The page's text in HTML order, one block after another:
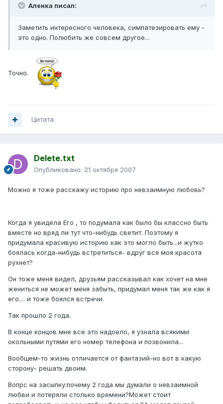
Аленка писал:
Заметить интересного человека, симпатезировать ему -
это одно. Полюбить же совсем другое...
Точно.
Цитата
Delete.txt
Опубликовано: 21 октября 2007
Можно я тоже расскажу историю про невзаимную любовь?
Когда я увидела Его , то подумала как было бы классно быть
вместе но вряд ли тут что-нибудь светит. Поэтому я
придумала красивую историю как это могло быть...и жутко
боялась когда-нибудь встретиться- вдруг вся моя красота
рухнет?
Он тоже меня видел, друзьям рассказывал как хочет на мне
жениться не может меня забыть, придумал меня так же как я
его.... и тоже боялся встречи.
Так прошло 2 года.
В конце концов мне все это надоело, я узнала всякими
окольными путями его номер телефона и позвонила...
Вообщем-то жизнь отличается от фантазий-но вот в какую
сторону- решать двоим.
Вопрс на засыпку:почему 2 года мы думали о невзаимной
любви и потеряли столько времени?Может стоит